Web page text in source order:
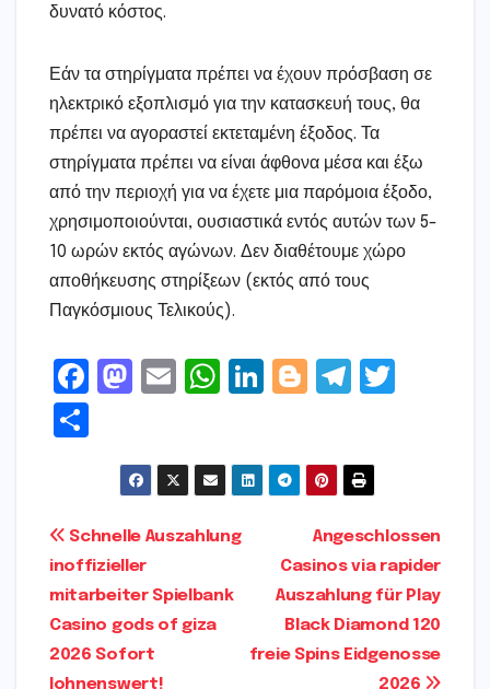
δυνατό κόστος.
Εάν τα στηρίγματα πρέπει να έχουν πρόσβαση σε
ηλεκτρικό εξοπλισμό για την κατασκευή τους, θα
πρέπει να αγοραστεί εκτεταμένη έξοδος. Τα
στηρίγματα πρέπει να είναι άφθονα μέσα και έξω
από την περιοχή για να έχετε μια παρόμοια έξοδο,
χρησιμοποιούνται, ουσιαστικά εντός αυτών των 5-
10 ωρών εκτός αγώνων. Δεν διαθέτουμε χώρο
αποθήκευσης στηρίξεων (εκτός από τους
Παγκόσμιους Τελικούς).
F
o
o
k
M
t
d
o
n
E
l
W
ts
p
p
Li
e
n
Bl
g
r
T
gr
m r
ar
e
Post
navigation
Angeschlossen
Casinos via rapider
Auszahlung für Play
Black Diamond 120
freie Spins Eidgenosse
2026
Schnelle Auszahlung
inoffizieller
mitarbeiter Spielbank
Casino gods of giza
2026 Sofort
lohnenswert!